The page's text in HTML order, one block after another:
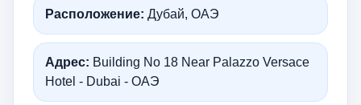
Расположение: Дубай, ОАЭ
Адрес: Building No 18 Near Palazzo Versace
Hotel - Dubai - ОАЭ